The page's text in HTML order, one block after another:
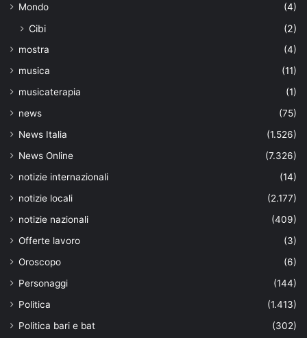
Mondo
(4)
Cibi (2)
mostra
(4)
musica
(11)
musicaterapia
(1)
news
(75)
News Italia
(1.526)
News Online
(7.326)
notizie internazionali
(14)
notizie locali
(2.177)
notizie nazionali
(409)
Offerte lavoro
(3)
Oroscopo
(6)
Personaggi
(144)
Politica
(1.413)
Politica bari e bat
(302)